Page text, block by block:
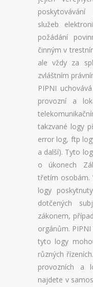
služeb
požádání
činným v
ale vždy za
zvláštním
PIPNI
provozní a
takzvané logy
error log, ftp
a další). Tyto
o úkonech
třetím osobám.
logy
dotčených
zákonem,
orgánům.
tyto logy
různých
provozních a
najdete v